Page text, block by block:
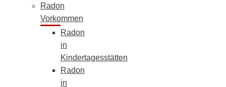
Radon
Vorkommen
Radon
in
Kindertagesstätten
Radon
in